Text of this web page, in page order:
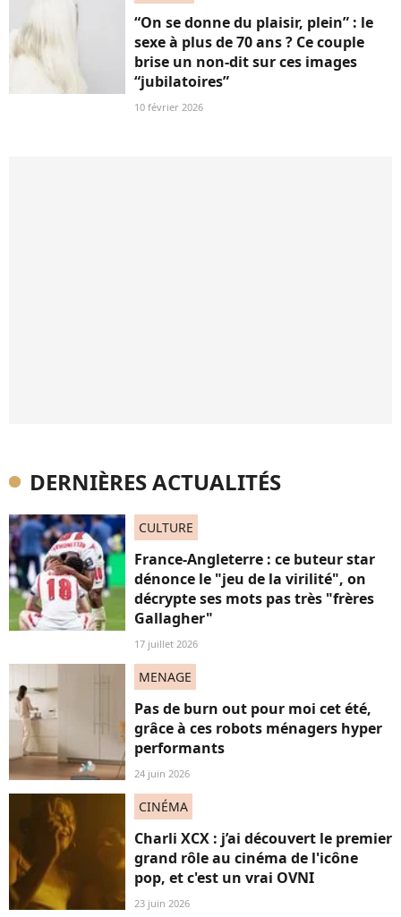
“On se donne du plaisir, plein” : le
sexe à plus de 70 ans ? Ce couple
brise un non-dit sur ces images
“jubilatoires”
10 février 2026
DERNIÈRES ACTUALITÉS
CULTURE
France-Angleterre : ce buteur star
dénonce le "jeu de la virilité", on
décrypte ses mots pas très "frères
Gallagher"
17 juillet 2026
MENAGE
Pas de burn out pour moi cet été,
grâce à ces robots ménagers hyper
performants
24 juin 2026
CINÉMA
Charli XCX : j’ai découvert le premier
grand rôle au cinéma de l'icône
pop, et c'est un vrai OVNI
23 juin 2026